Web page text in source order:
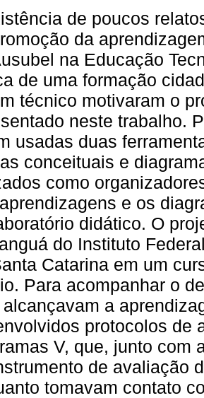
de poucos
da
na Educação
de uma formação
técnico motivaram o
neste trabalho.
usadas duas
conceituais e
como
e os
didático. O
do Instituto
Catarina em um
Para acompanhar o
a
protocolos de
V, que, junto com
de avaliação
tomavam contato